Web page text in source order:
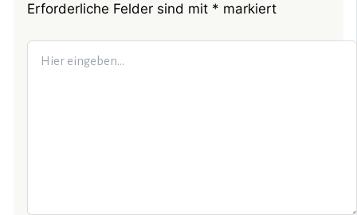
Erforderliche Felder sind mit * markiert
Hier
eingeben…